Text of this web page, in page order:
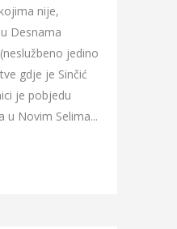
nije,
Desnama
jedino
gdje je Sinčić
je pobjedu
u Novim Selima...